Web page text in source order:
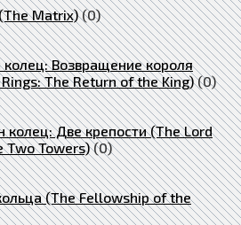
Matrix) (0)
колец: Возвращение короля
The Return of the King) (0)
колец: Две крепости (The Lord
Two Towers) (0)
(The Fellowship of the